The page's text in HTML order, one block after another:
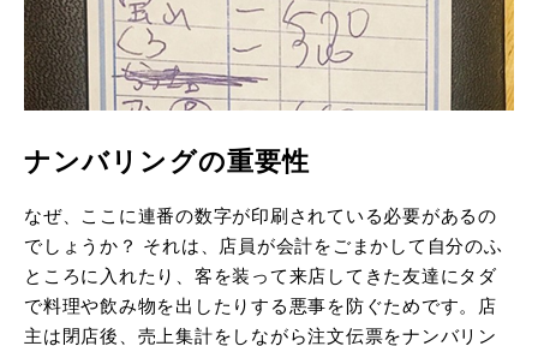
ナンバリングの重要性
なぜ、ここに連番の数字が印刷されている必要があるの
でしょうか？ それは、店員が会計をごまかして自分のふ
ところに入れたり、客を装って来店してきた友達にタダ
で料理や飲み物を出したりする悪事を防ぐためです。店
主は閉店後、売上集計をしながら注文伝票をナンバリン